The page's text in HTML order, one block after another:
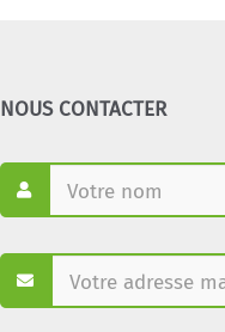
NOUS CONTACTER